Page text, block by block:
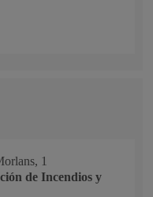
1
de Incendios y